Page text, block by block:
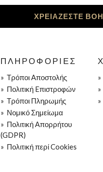
ΧΡΕΙΑΖΕΣΤΕ
ΠΛΗΡΟΦΟΡΊΕΣ
» Τρόποι Aποστολής
» Πολιτική Eπιστροφών
» Τρόποι Πληρωμής
» Νομικό Σημείωμα
» Πολιτική Απορρήτου
(GDPR)
» Πολιτική περί Cookies
»
»
»